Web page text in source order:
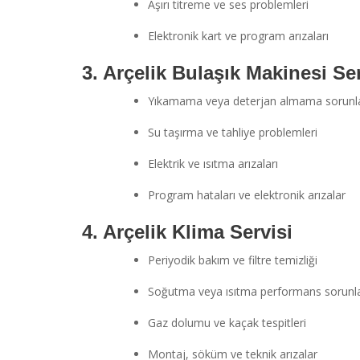
Aşırı titreme ve ses problemleri
Elektronik kart ve program arızaları
3. Arçelik Bulaşık Makinesi
Yıkamama veya deterjan almama
Su taşırma ve tahliye problemleri
Elektrik ve ısıtma arızaları
Program hataları ve elektronik arızalar
4. Arçelik Klima Servisi
Periyodik bakım ve filtre temizliği
Soğutma veya ısıtma performans
Gaz dolumu ve kaçak tespitleri
Montaj, söküm ve teknik arızalar